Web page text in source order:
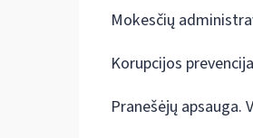
Mokesčių
Korupcijos prevencija
Pranešėjų apsauga.